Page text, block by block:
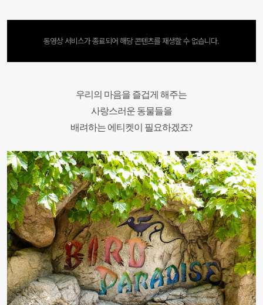
동영상 서비스가 종료되어 해당 콘텐츠를 재생할 수 없습니다.
우리의 마음을 즐겁게 해주는
사랑스러운 동물들을
배려하는 에티켓이 필요하겠죠?